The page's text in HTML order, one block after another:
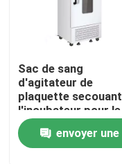
Accueil
A propos de nous
Sac de sang
d'agitateur de
plaquette secouant
l'incubateur pour le
stockage de
concentration en
plaquette
envoyer une